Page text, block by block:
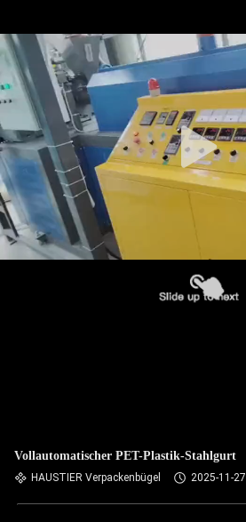
Vollautomatischer PET-Plastik-Stahlgurt
HAUSTIER Verpackenbügel 2025-11-27